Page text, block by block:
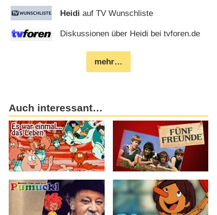
Heidi auf TV Wunschliste
Diskussionen über Heidi bei tvforen.de
mehr…
Auch interessant…